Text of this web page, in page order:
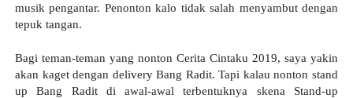
musik pengantar. Penonton kalo tidak salah menyambut dengan
tepuk tangan.
Bagi teman-teman yang nonton Cerita Cintaku 2019, saya yakin
akan kaget dengan delivery Bang Radit. Tapi kalau nonton stand
up Bang Radit di awal-awal terbentuknya skena Stand-up